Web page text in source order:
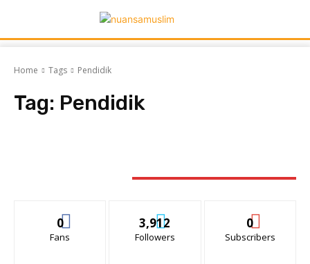
Home Tags Pendidik
Tag: Pendidik
0
Fans
3,912
Followers
0
Subscribers